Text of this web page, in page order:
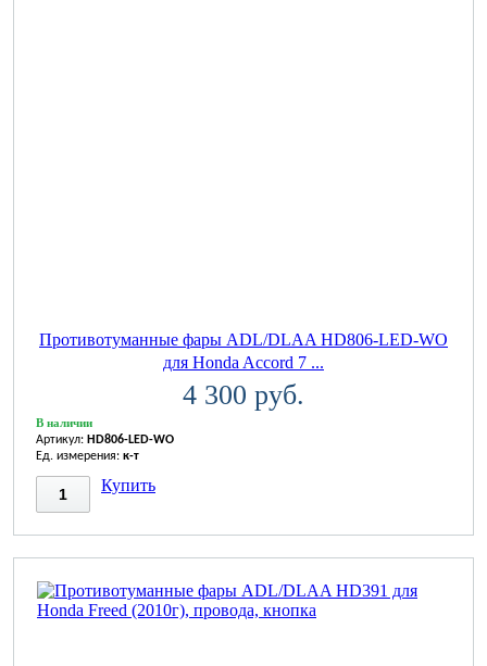
Противотуманные фары ADL/DLAA HD806-LED-WO
для Honda Accord 7 ...
4 300 руб.
В наличии
Артикул: HD806-LED-WO
Ед. измерения: к-т
Купить